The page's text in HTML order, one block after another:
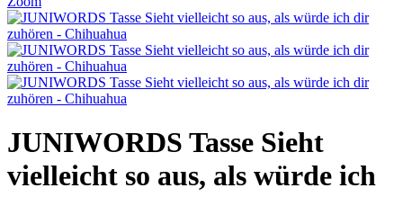
JUNIWORDS Tasse Sieht
vielleicht so aus, als würde ich